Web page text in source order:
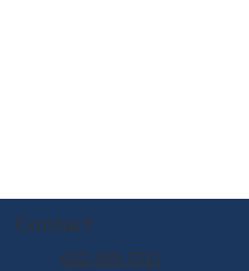
Contact
022-395-7211